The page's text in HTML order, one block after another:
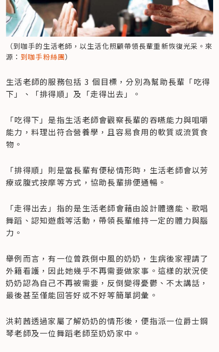
（到咖手的生活老師，以生活化照顧帶領長輩重新恢復光采。來
源： 到咖手粉絲團）
生活老師的服務包括 3 個目標，分別為幫助長輩「吃得
下」、「排得順」及「走得出去」。
「吃得下」是指生活老師會觀察長輩的吞嚥能力與咀嚼
能力，料理出符合營養學，且容易食用的軟質或流質食
物。
「排得順」則是當長輩有便秘情形時，生活老師會以芳
療或腹式按摩等方式，協助長輩排便通暢。
「走得出去」指的是生活老師會藉由設計體適能、歌唱
舞蹈、認知遊戲等活動，帶領長輩維持一定的體力與腦
力。
舉例而言，有一位曾跌倒中風的奶奶，生病後家裡請了
外籍看護，因此她幾乎不再需要做家事。這樣的狀況使
奶奶認為自己不再被需要，反倒變得憂鬱、不太講話，
最後甚至僅能回答好或不好等簡單詞彙。
洪莉茜透過家屬了解奶奶的情形後，便指派一位爵士鋼
琴老師及一位舞蹈老師至奶奶家中。